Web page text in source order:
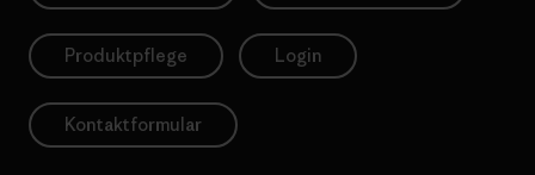
Produktpflege Login
Kontaktformular